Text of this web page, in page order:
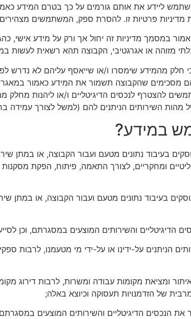
ליידע את אותם גורמים על כך בטרם המידע
פרטיות זו. להסרת ספק, המשתמשים
במסמך מדיניות זה יחול אך ורק על מידע
מזוהה או אגרגטיבי, הקבוצה תהא רשאית לעשות
כי חלק מהמידע שימסרו ו/או שייאסף עליהם לא נדרש
הם מסכימים שהקבוצה תשמור את המידע כאמור
להצטרף לנכסים הדיגיטליים ו/או ליהנות
מהות השירותים הניתנים להם (למשל לצורך עמידה
בעיבוד נתונים מטעם ועבור הקבוצה, או
ומחקריים, לצורך התאמה, פיתוח, הפקת
העוסקים בעיבוד נתונים מטעם ועבור הקבוצה, או
הדיגיטליים והשירותים המוצעים במסגרתם, וכן
הניתנים על-ידינו או על-ידי מי מטעמנו, לרבות
ומציאת מקומות עבודה ומשרות, לרבות דירוג
של הזדמנויות תעסוקה וכיוצא באלה;
הנכסים הדיגיטליים והשירותים המוצעים